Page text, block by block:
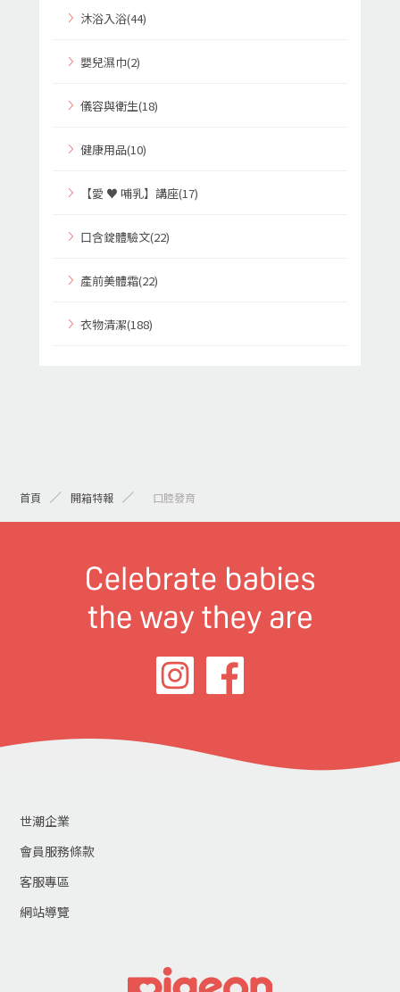
沐浴入浴(44)
嬰兒濕巾(2)
儀容與衛生(18)
健康用品(10)
【愛 ♥ 哺乳】講座(17)
口含錠體驗文(22)
產前美體霜(22)
衣物清潔(188)
首頁 開箱特報 > 口腔發育
世潮企業
會員服務條款
客服專區
網站導覽